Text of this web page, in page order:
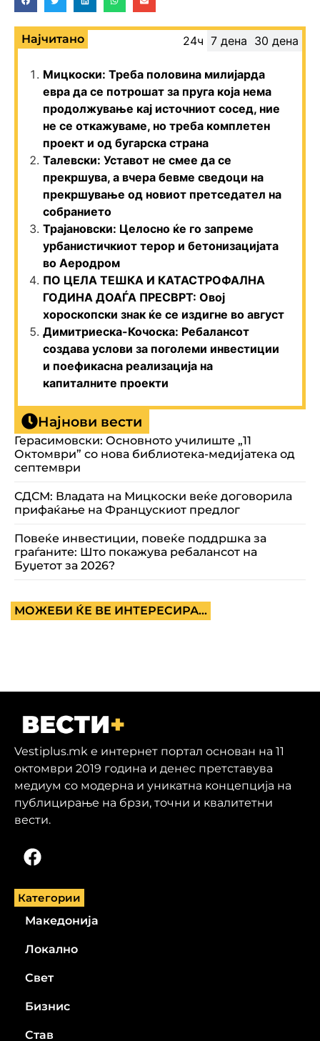
Најчитано 24ч 7 дена 30 дена
Мицкоски: Треба половина милијарда
евра да се потрошат за пруга која нема
продолжување кај источниот сосед, ние
не се откажуваме, но треба комплетен
проект и од бугарска страна
Талевски: Уставот не смее да се
прекршува, а вчера бевме сведоци на
прекршување од новиот претседател на
собранието
Трајановски: Целосно ќе го запреме
урбанистичкиот терор и бетонизацијата
во Аеродром
ПО ЦЕЛА ТЕШКА И КАТАСТРОФАЛНА
ГОДИНА ДОАЃА ПРЕСВРТ: Овој
хороскопски знак ќе се издигне во август
Димитриеска-Кочоска: Ребалансот
создава услови за поголеми инвестиции
и поефикасна реализација на
капиталните проекти
Најнови вести
Герасимовски: Основното училиште „11
Октомври” со нова библиотека-медијатека од
септември
СДСМ: Владата на Мицкоски веќе договорила
прифаќање на Францускиот предлог
Повеќе инвестиции, повеќе поддршка за
граѓаните: Што покажува ребалансот на
Буџетот за 2026?
МОЖЕБИ ЌЕ ВЕ ИНТЕРЕСИРА...
Vestiplus.mk е интернет портал основан на 11
октомври 2019 година и денес претставува
медиум со модерна и уникатна концепција на
публицирање на брзи, точни и квалитетни
вести.
Категории
Македонија
Локално
Свет
Бизнис
Став